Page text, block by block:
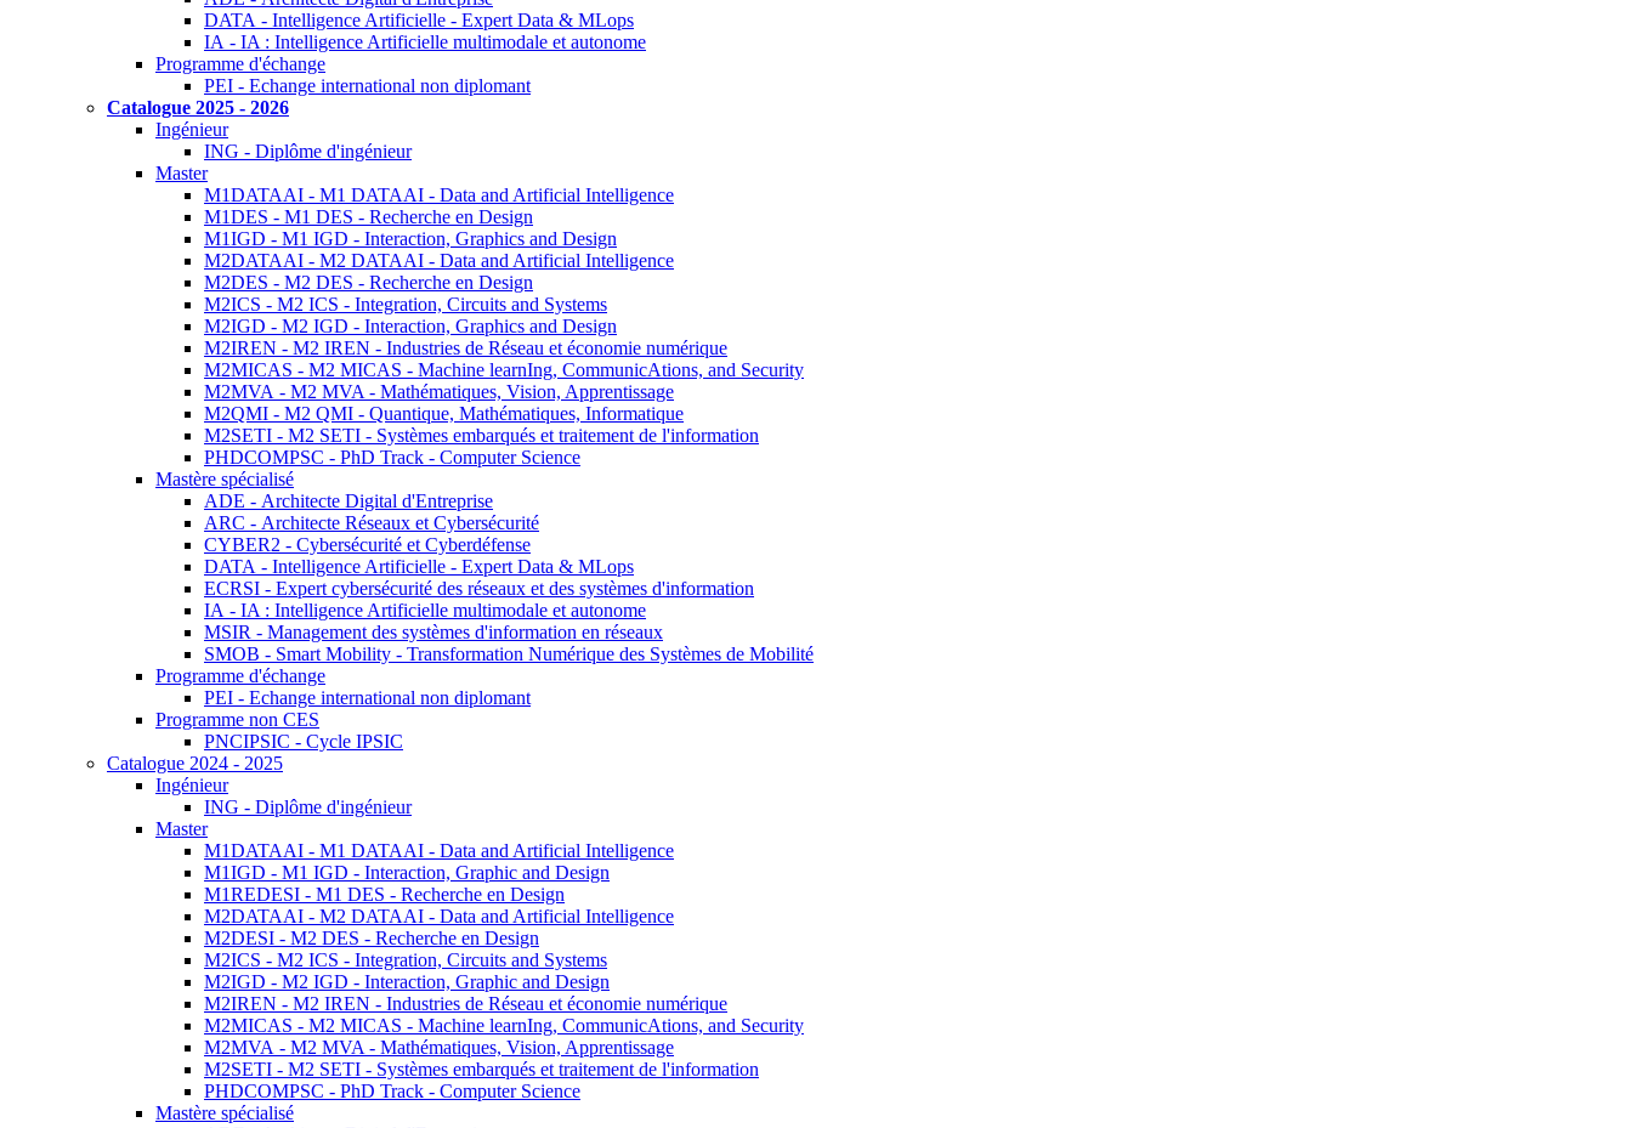
DATA - Intelligence Artificielle - Expert Data & MLops
IA - IA : Intelligence Artificielle multimodale et autonome
Programme d'échange
PEI - Echange international non diplomant
Catalogue 2025 - 2026
Ingénieur
ING - Diplôme d'ingénieur
Master
M1DATAAI - M1 DATAAI - Data and Artificial Intelligence
M1DES - M1 DES - Recherche en Design
M1IGD - M1 IGD - Interaction, Graphics and Design
M2DATAAI - M2 DATAAI - Data and Artificial Intelligence
M2DES - M2 DES - Recherche en Design
M2ICS - M2 ICS - Integration, Circuits and Systems
M2IGD - M2 IGD - Interaction, Graphics and Design
M2IREN - M2 IREN - Industries de Réseau et économie numérique
M2MICAS - M2 MICAS - Machine learnIng, CommunicAtions, and Security
M2MVA - M2 MVA - Mathématiques, Vision, Apprentissage
M2QMI - M2 QMI - Quantique, Mathématiques, Informatique
M2SETI - M2 SETI - Systèmes embarqués et traitement de l'information
PHDCOMPSC - PhD Track - Computer Science
Mastère spécialisé
ADE - Architecte Digital d'Entreprise
ARC - Architecte Réseaux et Cybersécurité
CYBER2 - Cybersécurité et Cyberdéfense
DATA - Intelligence Artificielle - Expert Data & MLops
ECRSI - Expert cybersécurité des réseaux et des systèmes d'information
IA - IA : Intelligence Artificielle multimodale et autonome
MSIR - Management des systèmes d'information en réseaux
SMOB - Smart Mobility - Transformation Numérique des Systèmes de Mobilité
Programme d'échange
PEI - Echange international non diplomant
Programme non CES
PNCIPSIC - Cycle IPSIC
Catalogue 2024 - 2025
Ingénieur
ING - Diplôme d'ingénieur
Master
M1DATAAI - M1 DATAAI - Data and Artificial Intelligence
M1IGD - M1 IGD - Interaction, Graphic and Design
M1REDESI - M1 DES - Recherche en Design
M2DATAAI - M2 DATAAI - Data and Artificial Intelligence
M2DESI - M2 DES - Recherche en Design
M2ICS - M2 ICS - Integration, Circuits and Systems
M2IGD - M2 IGD - Interaction, Graphic and Design
M2IREN - M2 IREN - Industries de Réseau et économie numérique
M2MICAS - M2 MICAS - Machine learnIng, CommunicAtions, and Security
M2MVA - M2 MVA - Mathématiques, Vision, Apprentissage
M2SETI - M2 SETI - Systèmes embarqués et traitement de l'information
PHDCOMPSC - PhD Track - Computer Science
Mastère spécialisé